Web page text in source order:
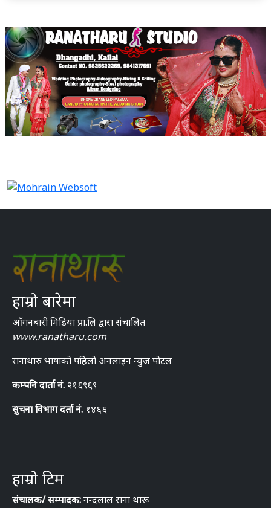
हाम्रो बारेमा
आँगनबारी मिडिया प्रा.लि द्वारा संचालित
www.ranatharu.com
रानाथारु भाषाको पहिलो अनलाइन न्युज पोटल
कम्पनि दार्ता नं. २१६९६९
सुचना विभाग दर्ता नं. १४६६
हाम्रो टिम
संचालक/ सम्पादक:नन्दलाल राना थारू